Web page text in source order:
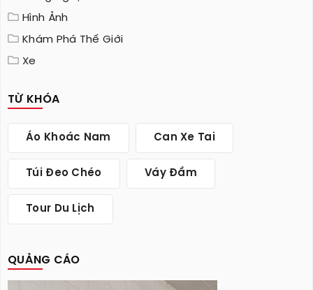
Hình Ảnh
Khám Phá Thế Giới
Xe
TỪ KHÓA
Áo Khoác Nam Can Xe Tai
Túi Đeo Chéo Váy Đầm
Tour Du Lịch
QUẢNG CÁO